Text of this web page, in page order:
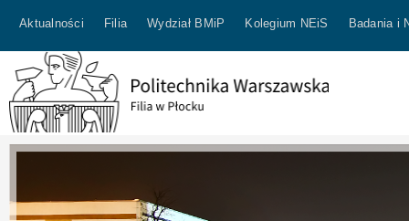
Aktualności Filia Wydział BMiP Kolegium NEiS Badania i